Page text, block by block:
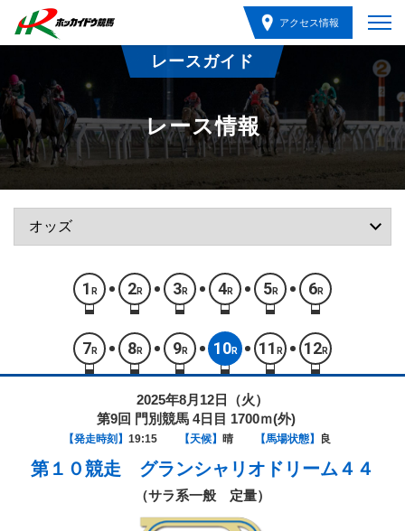
アクセス情報
レースガイド
レース情報
1 R 2R 3R 4R 5R 6R
7 R 8R 9R 10R 11 R 12R
2025年8月12日（火）
第9回 門別競馬 4日目 1700ｍ(外)
【発走時刻】 19:15 【天候】 晴 【馬場状態】 良
第１０競走 グランシャリオドリーム４４
（サラ系一般 定量）